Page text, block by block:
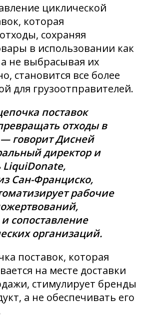
циклической
которая
сохраняя
в использовании как
не выбрасывая их
становится все более
для грузоотправителей.
поставок
отходы в
говорит Дисней
директор и
LiquiDonate,
Сан-Франциско,
рабочие
и сопоставление
организаций.
поставок, которая
на месте доставки
стимулирует бренды
а не обеспечивать его